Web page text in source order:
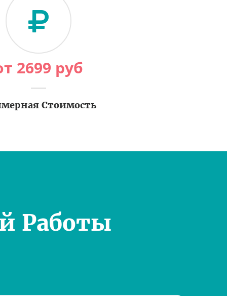
2699 руб
Стоимость
Работы